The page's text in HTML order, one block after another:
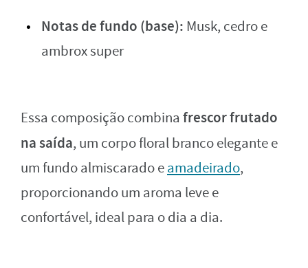
Notas de fundo (base): Musk, cedro e
ambrox super
Essa composição combina frescor frutado
na saída, um corpo floral branco elegante e
um fundo almiscarado eamadeirado,
proporcionando um aroma leve e
confortável, ideal para o dia a dia.